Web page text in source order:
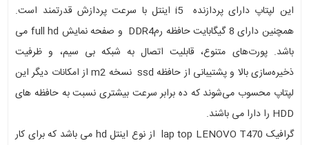
این لپتاپ دارای پردازنده i5 اینتل با سرعت پردازش قدرتمند است.
همچنین دارای 8 گیگابایت حافظه رمDDR4 و صفحه نمایش full hd می
باشد. پورت‌های متنوع، قابلیت اتصال به شبکه بی سیم، و ظرفیت
ذخیره‌سازی بالا و پشتیبانی از حافظه ssd نسخه m2 از امکانات دیگر این
لپتاپ محسوب می‌شوند که ده برابر سرعت بیشتری نسبت به حافظه های
HDD را دارا می باشند.
گرافیک lap top LENOVO T470 از نوع اینتل hd می باشد که برای کار